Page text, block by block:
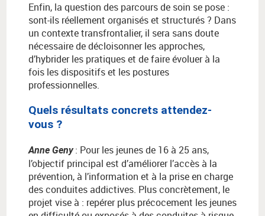
Enfin, la question des parcours de soin se pose :
sont-ils réellement organisés et structurés ? Dans
un contexte transfrontalier, il sera sans doute
nécessaire de décloisonner les approches,
d’hybrider les pratiques et de faire évoluer à la
fois les dispositifs et les postures
professionnelles.
Quels résultats concrets attendez-
vous ?
Anne Geny : Pour les jeunes de 16à 25 ans,
l’objectif principal est d’améliorer l’accèsà la
prévention,à l’information et à la prise en charge
des conduites addictives. Plus concrètement, le
projet viseà : repérer plus précocement les jeunes